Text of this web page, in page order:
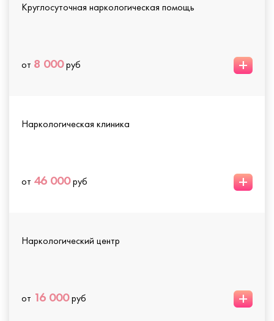
Круглосуточная наркологическая помощь
от 8 000руб +
Наркологическая клиника
от 46 000руб +
Наркологический центр
от 16 000руб +